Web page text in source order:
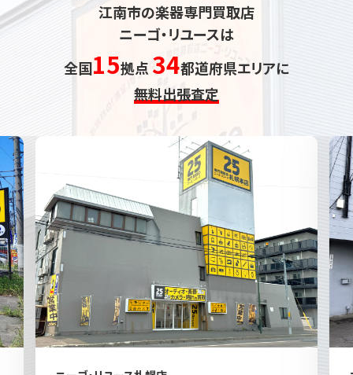
江南市の楽器専門買取店
ニーゴ・リユースは
全国15拠点 34都道府県エリアに
無料出張査定